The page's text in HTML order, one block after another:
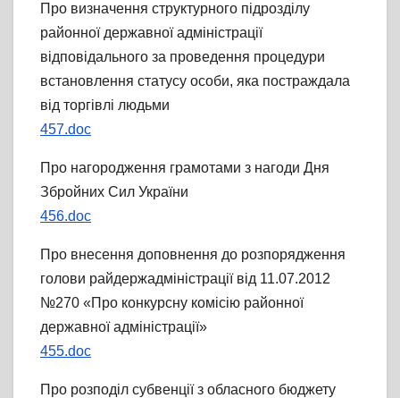
Про визначення структурного підрозділу
районної державної адміністрації
відповідального за проведення процедури
встановлення статусу особи, яка постраждала
від торгівлі людьми
457.doc
Про нагородження грамотами з нагоди Дня
Збройних Сил України
456.doc
Про внесення доповнення до розпорядження
голови райдержадміністрації від 11.07.2012
№270 «Про конкурсну комісію районної
державної адміністрації»
455.doc
Про розподіл субвенції з обласного бюджету